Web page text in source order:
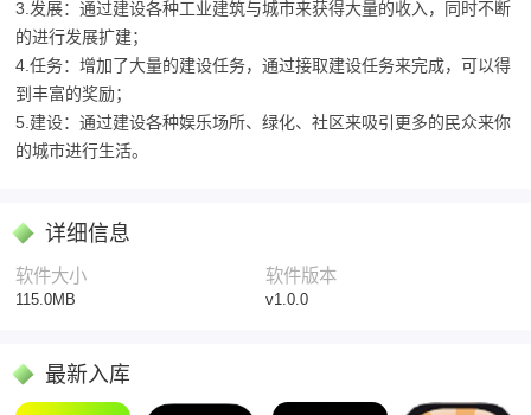
3.发展：通过建设各种工业建筑与城市来获得大量的收入，同时不断
的进行发展扩建；
4.任务：增加了大量的建设任务，通过接取建设任务来完成，可以得
到丰富的奖励；
5.建设：通过建设各种娱乐场所、绿化、社区来吸引更多的民众来你
的城市进行生活。
详细信息
软件大小
115.0MB
软件版本
v1.0.0
最新入库